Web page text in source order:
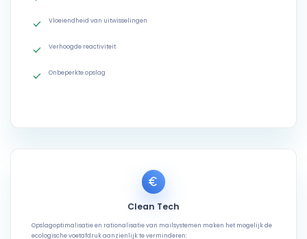
Vloeiendheid van uitwisselingen
Verhoogde reactiviteit
Onbeperkte opslag
Clean Tech
Opslagoptimalisatie en rationalisatie van mailsystemen maken het mogelijk de
ecologische voetafdruk aanzienlijk te verminderen: